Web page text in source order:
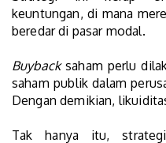
keuntungan, di mana
beredar di pasar modal.
Buybacksaham perlu
saham publik dalam
Dengan demikian,
Tak hanya itu,